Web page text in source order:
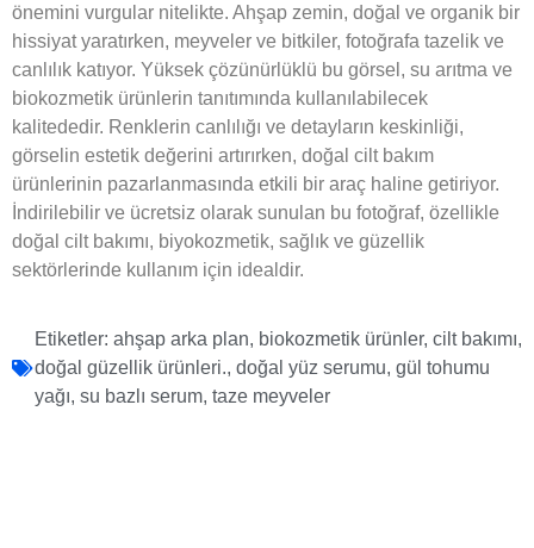
önemini vurgular nitelikte. Ahşap zemin, doğal ve organik bir
hissiyat yaratırken, meyveler ve bitkiler, fotoğrafa tazelik ve
canlılık katıyor. Yüksek çözünürlüklü bu görsel, su arıtma ve
biokozmetik ürünlerin tanıtımında kullanılabilecek
kalitededir. Renklerin canlılığı ve detayların keskinliği,
görselin estetik değerini artırırken, doğal cilt bakım
ürünlerinin pazarlanmasında etkili bir araç haline getiriyor.
İndirilebilir ve ücretsiz olarak sunulan bu fotoğraf, özellikle
doğal cilt bakımı, biyokozmetik, sağlık ve güzellik
sektörlerinde kullanım için idealdir.
Etiketler: ahşap arka plan, biokozmetik ürünler, cilt bakımı,
doğal güzellik ürünleri., doğal yüz serumu, gül tohumu
yağı, su bazlı serum, taze meyveler